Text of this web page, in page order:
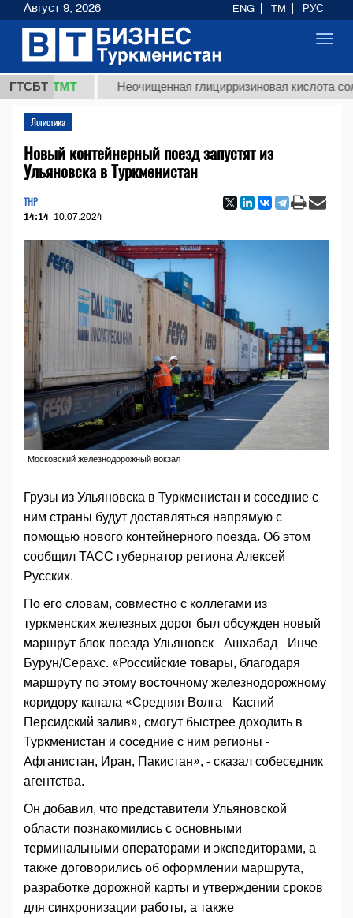
ГТСБТ
ТМТ Неочищенная глицирризиновая кислота
Логистика
Новый контейнерный поезд запустят из
Ульяновска в Туркменистан
THP
14:14 10.07.2024
Московский железнодорожный вокзал
Грузы из Ульяновска в Туркменистан и соседние с
ним страны будут доставляться напрямую с
помощью нового контейнерного поезда. Об этом
сообщил ТАСС губернатор региона Алексей
Русских.
По его словам, совместно с коллегами из
туркменских железных дорог был обсужден новый
маршрут блок-поезда Ульяновск - Ашхабад - Инче-
Бурун/Серахс. «Российские товары, благодаря
маршруту по этому восточному железнодорожному
коридору канала «Средняя Волга - Каспий -
Персидский залив», смогут быстрее доходить в
Туркменистан и соседние с ним регионы -
Афганистан, Иран, Пакистан», - сказал собеседник
агентства.
Он добавил, что представители Ульяновской
области познакомились с основными
терминальными операторами и экспедиторами, а
также договорились об оформлении маршрута,
разработке дорожной карты и утверждении сроков
для синхронизации работы, а также
Август 9, 2026 ENG TM РУС